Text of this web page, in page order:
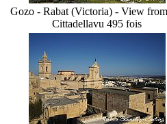
Gozo - Rabat (Victoria) - View
Cittadellavu 495 fois